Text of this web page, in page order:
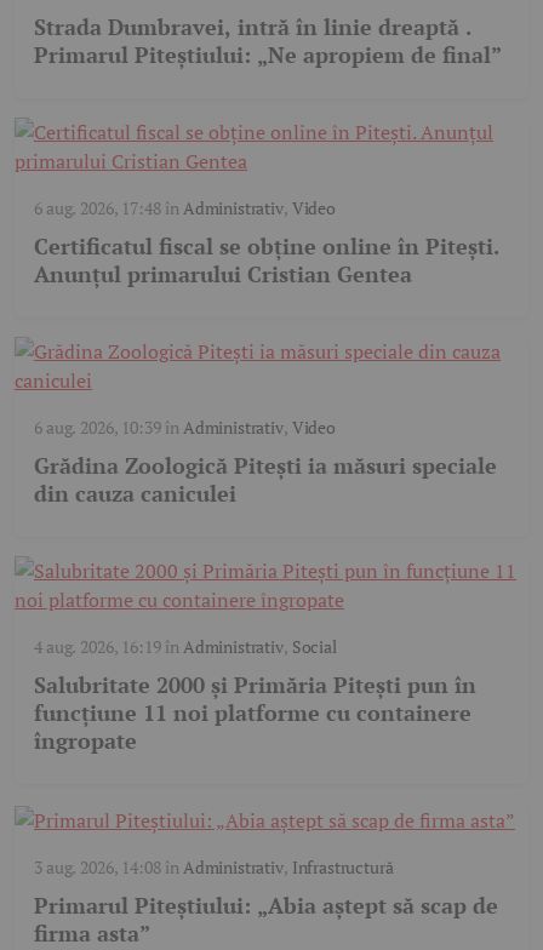
Strada Dumbravei, intră în linie dreaptă .
Primarul Piteștiului: „Ne apropiem de final”
6 aug. 2026, 17:48înAdministrativ, Video
Certificatul fiscal se obține online în Pitești.
Anunțul primarului Cristian Gentea
6 aug. 2026, 10:39înAdministrativ, Video
Grădina Zoologică Pitești ia măsuri speciale
din cauza caniculei
4 aug. 2026, 16:19înAdministrativ, Social
Salubritate 2000 și Primăria Pitești pun în
funcțiune 11 noi platforme cu containere
îngropate
3 aug. 2026, 14:08înAdministrativ, Infrastructură
Primarul Piteștiului: „Abia aștept să scap de
firma asta”